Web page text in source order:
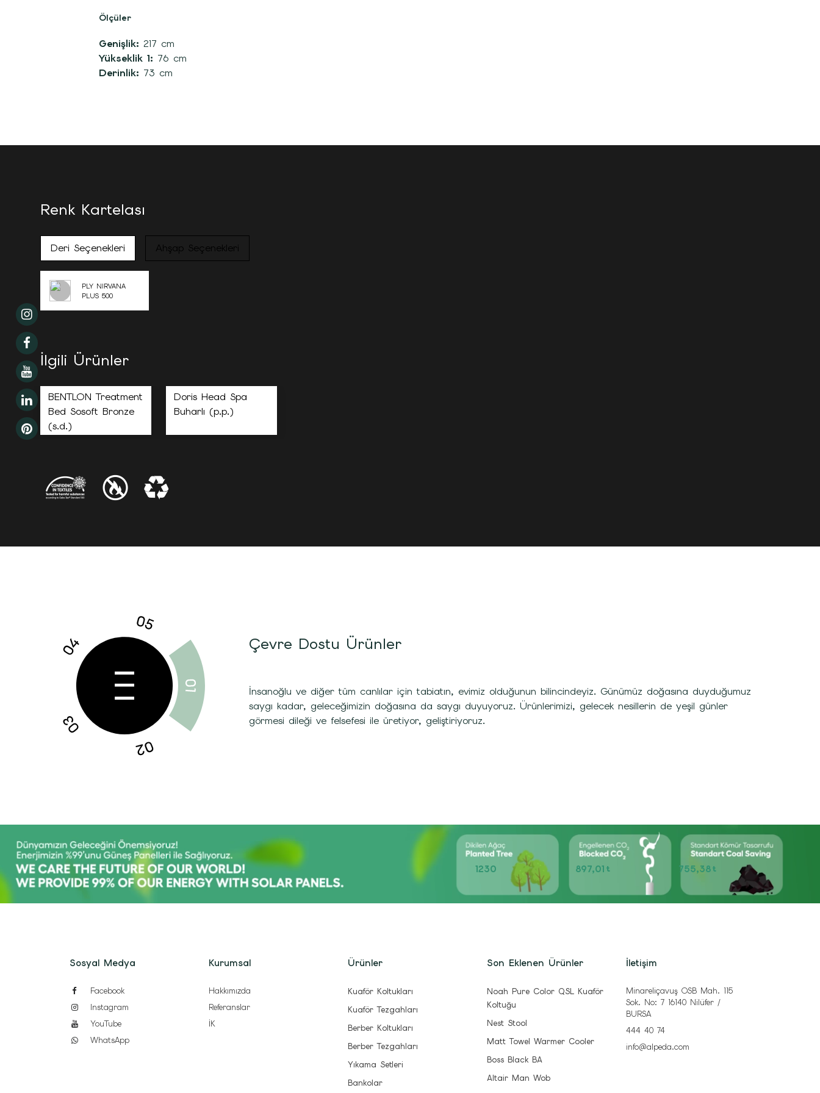
Ölçüler
Genişlik: 217 cm
Yükseklik 1: 76 cm
Derinlik: 73 cm
Renk Kartelası
Deri Seçenekleri Ahşap Seçenekleri
PLY NIRVANA
PLUS 500
İlgili Ürünler
BENTLON Treatment
Bed Sosoft Bronze
(s.d.)
Doris Head Spa
Buharlı (p.p.)
Çevre Dostu Ürünler
İnsanoğlu ve diğer tüm canlılar için tabiatın, evimiz olduğunun bilincindeyiz. Günümüz doğasına duyduğumuz
saygı kadar, geleceğimizin doğasına da saygı duyuyoruz. Ürünlerimizi, gelecek nesillerin de yeşil günler
görmesi dileği ve felsefesi ile üretiyor, geliştiriyoruz.
1230 897,01 t 755,38t
Sosyal Medya
Facebook
Instagram
YouTube
WhatsApp
Kurumsal
Hakkımızda
Referanslar
İK
Ürünler
Kuaför Koltukları
Kuaför Tezgahları
Berber Koltukları
Berber Tezgahları
Yıkama Setleri
Bankolar
Son Eklenen Ürünler
Noah Pure Color QSL Kuaför
Koltuğu
Nest Stool
Matt Towel Warmer Cooler
Boss Black BA
Altair Man Wob
İletişim
Minareliçavuş OSB Mah. 115
Sok. No: 7 16140 Nilüfer /
BURSA
444 40 74
info@alpeda.com